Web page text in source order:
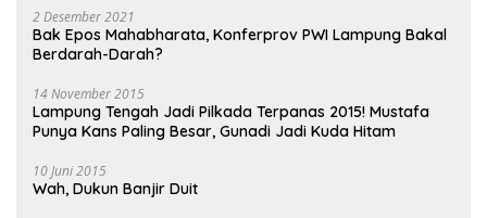
2 Desember 2021
Bak Epos Mahabharata, Konferprov PWI Lampung Bakal
Berdarah-Darah?
14 November 2015
Lampung Tengah Jadi Pilkada Terpanas 2015! Mustafa
Punya Kans Paling Besar, Gunadi Jadi Kuda Hitam
10 Juni 2015
Wah, Dukun Banjir Duit